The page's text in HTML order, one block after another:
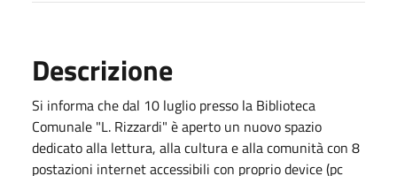
Descrizione
Si informa che dal 10 luglio presso la Biblioteca
Comunale "L. Rizzardi" è aperto un nuovo spazio
dedicato alla lettura, alla cultura e alla comunità con 8
postazioni internet accessibili con proprio device (pc